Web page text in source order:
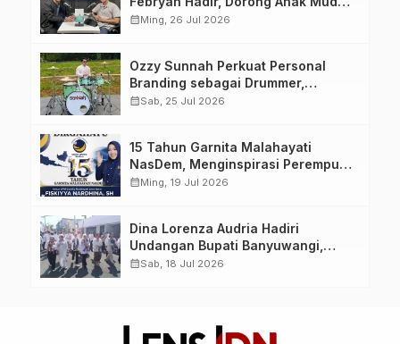
Berhenti Menunda dan Mulai
calendar_monthMing, 26 Jul 2026
Ozzy Sunnah Perkuat Personal
Branding sebagai Drummer,
Produser, dan Sutradara Melalui
calendar_monthSab, 25 Jul 2026
15 Tahun Garnita Malahayati
NasDem, Menginspirasi Perempuan
Memimpin Perubahan Bangsa
calendar_monthMing, 19 Jul 2026
Dina Lorenza Audria Hadiri
Undangan Bupati Banyuwangi,
Saksikan Banyuwangi Ethno
calendar_monthSab, 18 Jul 2026